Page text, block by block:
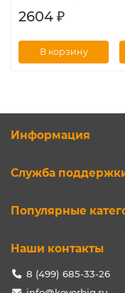
2604 ₽
В корзину
Информация
Служба
Популярные
Наши контакты
8 (499) 685-33-26